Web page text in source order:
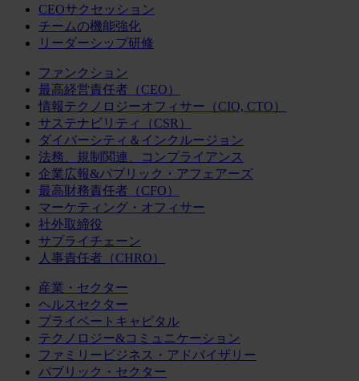
CEOサクセッション
チームの機能強化
リーダーシップ研修
ファンクション
最高経営責任者（CEO）
情報テクノロジーオフィサー（CIO, CTO）
サステナビリティ（CSR）
ダイバーシティ＆インクルージョン
法務、規制関連、コンプライアンス
企業広報&パブリック・アフェアーズ
最高財務責任者（CFO）
マーケティング・オフィサー
社外取締役
サプライチェーン
人事責任者（CHRO）
産業・セクター
ヘルスセクター
プライベートキャピタル
テクノロジー&コミュニケーション
ファミリービジネス・アドバイザリー
パブリック・セクター